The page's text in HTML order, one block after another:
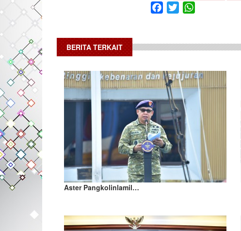
Facebook
Twitter
BERITA TERKAIT
Aster Pangkolinlamil…